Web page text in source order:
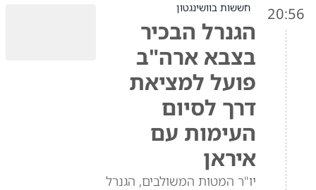
20:56 חששות בוושינגטון
הגנרל הבכיר
בצבא ארה"ב
פועל למציאת
דרך לסיום
העימות עם
איראן
יו"ר המטות המשולבים, הגנרל